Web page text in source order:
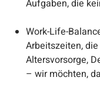
Aufgaben, die
Work-Life-
Arbeitszeiten,
Altersvorsorge,
– wir möchten,